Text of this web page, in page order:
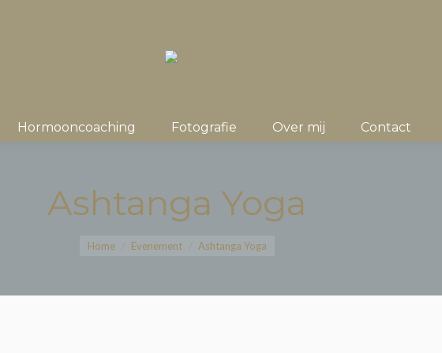
Hormooncoaching Fotografie Over mij Contact
Ashtanga Yoga
Home Evenement Ashtanga Yoga